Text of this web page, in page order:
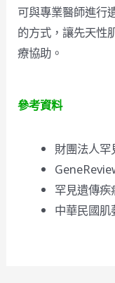
可與專業醫師進行
的方式，讓先天性
療協助。
參考資料
財團法人
罕見遺傳疾
中華民國